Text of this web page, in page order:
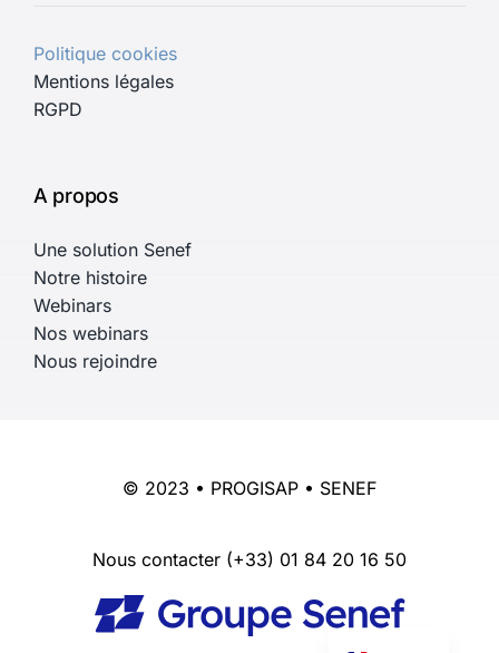
Politique cookies
Mentions légales
RGPD
A propos
Une solution Senef
Notre histoire
Webinars
Nos webinars
Nous rejoindre
© 2023 • PROGISAP • SENEF
Nous contacter (+33) 01 84 20 16 50
English